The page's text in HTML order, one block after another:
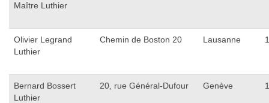
Maître Luthier
Olivier Legrand
Luthier
Chemin de Boston 20 Lausanne
Bernard Bossert
Luthier
20, rue Général-Dufour Genève